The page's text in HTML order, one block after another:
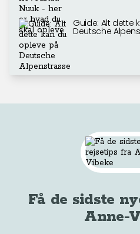
Guide: Alt dette
Deutsche
Få de sidste
Anne-